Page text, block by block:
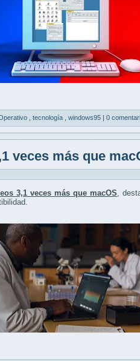
tecnología windows95 | 0
veces más que
3,1 veces más que macOS ,